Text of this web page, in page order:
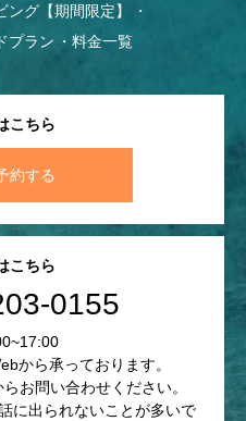
グ【期間限定】
プラン
料金一覧
こちら
約する
こちら
0155
から承っております。
お問い合わせください。
に出られないことが多いで